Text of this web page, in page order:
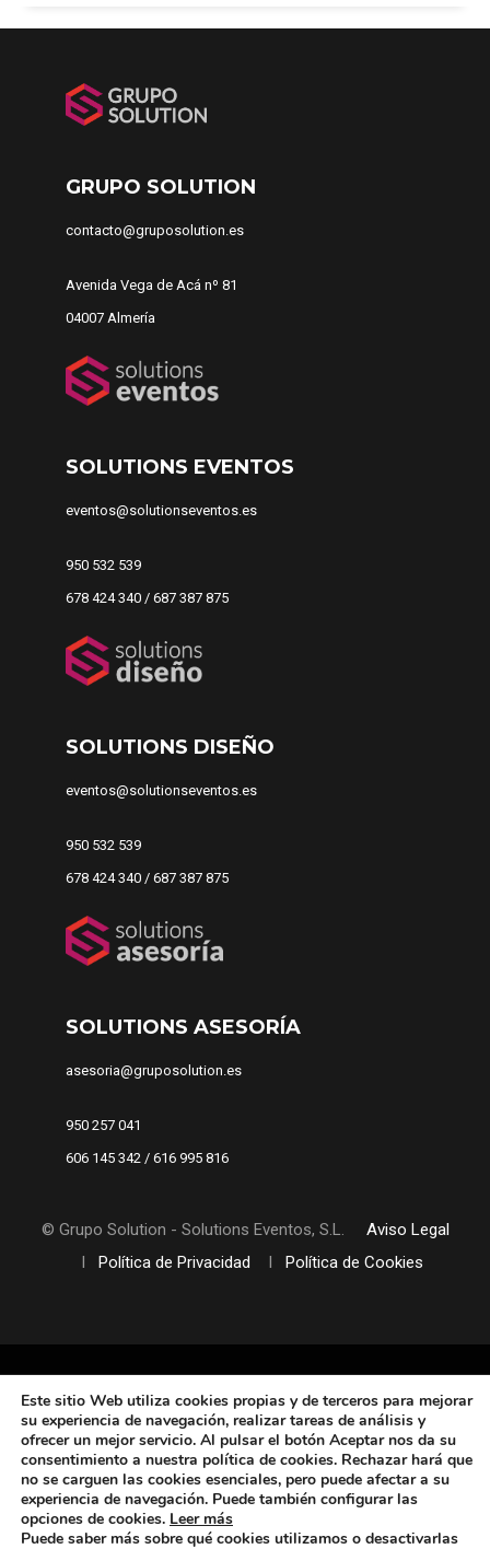
GRUPO SOLUTION
contacto@gruposolution.es
Avenida Vega de Acá nº 81
04007 Almería
SOLUTIONS EVENTOS
eventos@solutionseventos.es
950 532 539
678 424 340 / 687 387 875
SOLUTIONS DISEÑO
eventos@solutionseventos.es
950 532 539
678 424 340 / 687 387 875
SOLUTIONS ASESORÍA
asesoria@gruposolution.es
950 257 041
606 145 342 / 616 995 816
© Grupo Solution - Solutions Eventos, S.L.
Aviso Legal
I
Política de Privacidad I Política de Cookies
Este sitio Web utiliza cookies propias y de terceros para mejorar
su experiencia de navegación, realizar tareas de análisis y
ofrecer un mejor servicio. Al pulsar el botón Aceptar nos da su
consentimiento a nuestra política de cookies. Rechazar hará que
no se carguen las cookies esenciales, pero puede afectar a su
experiencia de navegación. Puede también configurar las
opciones de cookies. Leer más
Puede saber más sobre qué cookies utilizamos o desactivarlas